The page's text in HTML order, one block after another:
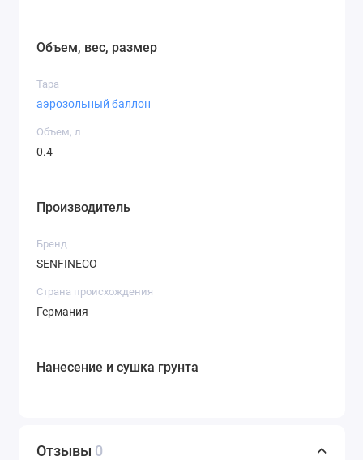
Объем, вес, размер
Тара
аэрозольный баллон
Объем, л
0.4
Производитель
Бренд
SENFINECO
Страна происхождения
Германия
Нанесение и сушка грунта
Отзывы 0